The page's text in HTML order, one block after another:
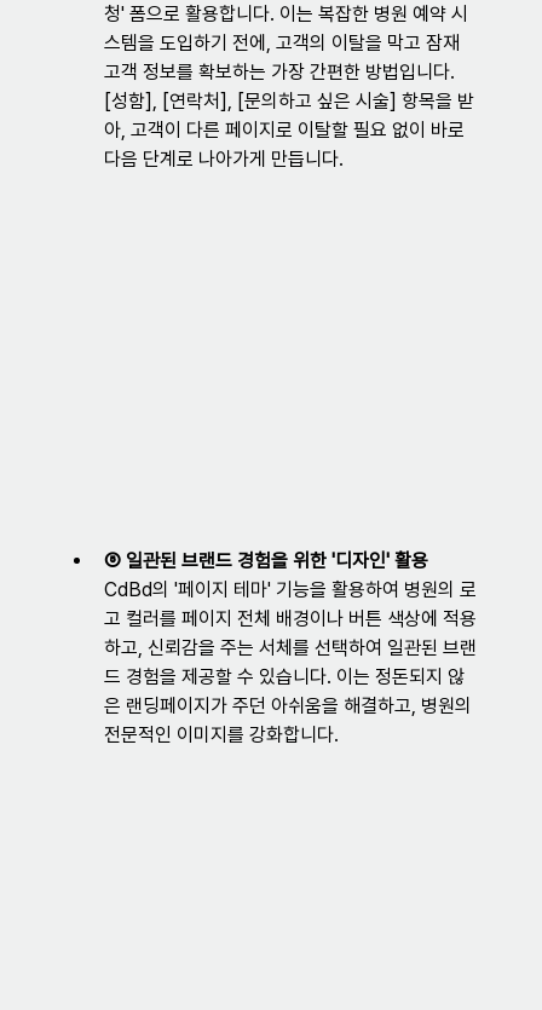
청' 폼으로 활용합니다. 이는 복잡한 병원 예약 시
스템을 도입하기 전에, 고객의 이탈을 막고 잠재
고객 정보를 확보하는 가장 간편한 방법입니다.
[성함], [연락처], [문의하고 싶은 시술] 항목을 받
아, 고객이 다른 페이지로 이탈할 필요 없이 바로
다음 단계로 나아가게 만듭니다.
⑤ 일관된 브랜드 경험을 위한 '디자인' 활용
CdBd의 '페이지 테마' 기능을 활용하여 병원의 로
고 컬러를 페이지 전체 배경이나 버튼 색상에 적용
하고, 신뢰감을 주는 서체를 선택하여 일관된 브랜
드 경험을 제공할 수 있습니다. 이는 정돈되지 않
은 랜딩페이지가 주던 아쉬움을 해결하고, 병원의
전문적인 이미지를 강화합니다.